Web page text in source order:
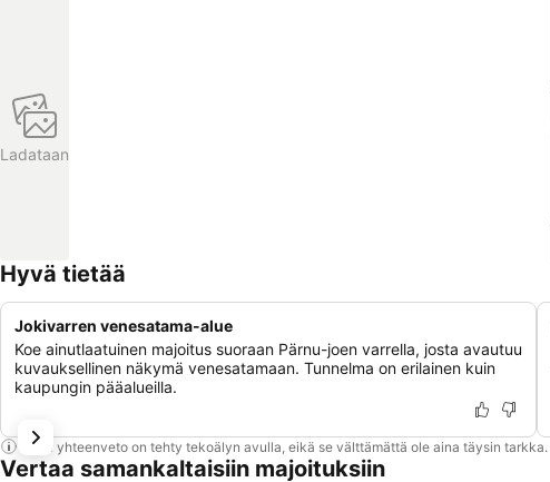
Ladataan
Hyvä tietää
Jokivarren venesatama-alue
Koe ainutlaatuinen majoitus suoraan Pärnu-joen varrella, josta avautuu
kuvauksellinen näkymä venesatamaan. Tunnelma on erilainen kuin
kaupungin pääalueilla.
Tämä yhteenveto on tehty tekoälyn avulla, eikä se välttämättä ole aina täysin tarkka.
Vertaa samankaltaisiin majoituksiin